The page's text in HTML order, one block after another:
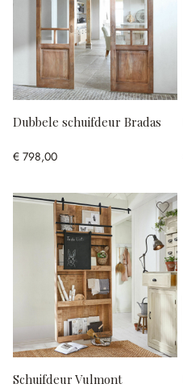
Dubbele schuifdeur Bradas
€ 798,00
Schuifdeur Vulmont